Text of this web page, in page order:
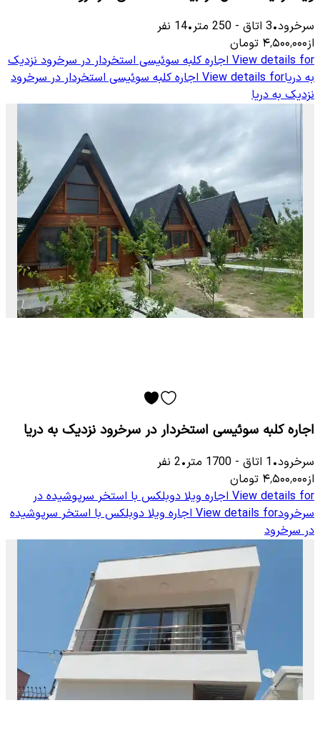
سرخرود•
3 اتاق -
250 متر•
14 نفر
از۴٬۵۰۰٬۰۰۰ تومان
View details for اجاره کلبه سوئیسی استخردار در سرخرود نزدیک
به دریاView details for اجاره کلبه سوئیسی استخردار در سرخرود
نزدیک به دریا
اجاره کلبه سوئیسی استخردار در سرخرود نزدیک به دریا
سرخرود•
1 اتاق -
1700 متر•
2 نفر
از۴٬۵۰۰٬۰۰۰ تومان
View details for اجاره ویلا دوبلکس با استخر سرپوشیده در
سرخرودView details for اجاره ویلا دوبلکس با استخر سرپوشیده
در سرخرود